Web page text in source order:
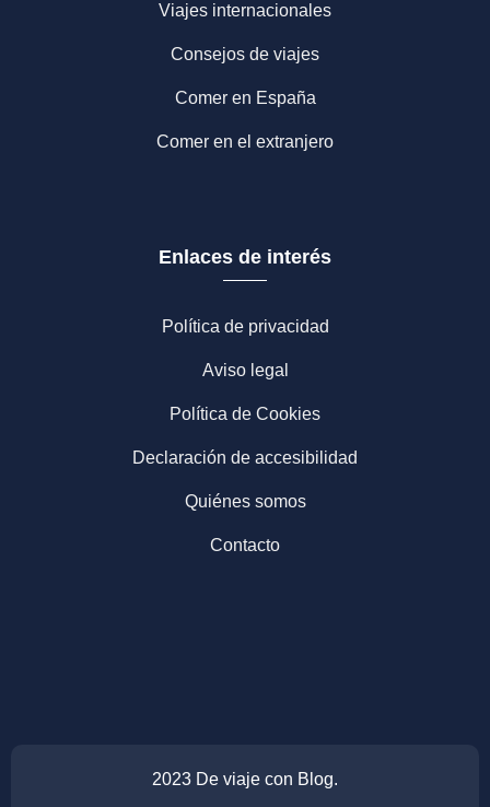
Viajes internacionales
Consejos de viajes
Comer en España
Comer en el extranjero
Enlaces de interés
Política de privacidad
Aviso legal
Política de Cookies
Declaración de accesibilidad
Quiénes somos
Contacto
2023 De viaje con Blog.